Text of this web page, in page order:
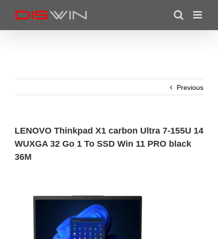
Previous
LENOVO Thinkpad X1 carbon Ultra 7-155U 14
WUXGA 32 Go 1 To SSD Win 11 PRO black
36M